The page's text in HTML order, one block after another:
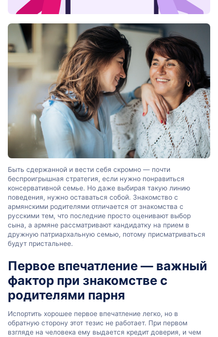
Быть сдержанной и вести себя скромно — почти
беспроигрышная стратегия, если нужно понравиться
консервативной семье. Но даже выбирая такую линию
поведения, нужно оставаться собой. Знакомство с
армянскими родителями отличается от знакомства с
русскими тем, что последние просто оценивают выбор
сына, а армяне рассматривают кандидатку на прием в
дружную патриархальную семью, потому присматриваться
будут пристальнее.
Первое впечатление — важный
фактор при знакомстве с
родителями парня
Испортить хорошее первое впечатление легко, но в
обратную сторону этот тезис не работает. При первом
взгляде на человека ему выдается кредит доверия, и чем